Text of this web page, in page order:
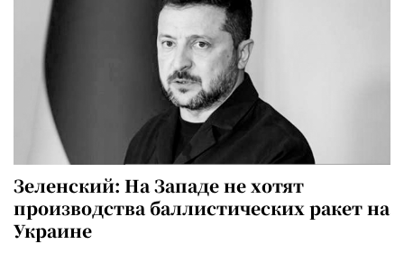
Зеленский: На Западе не хотят
производства баллистических ракет на
Украине